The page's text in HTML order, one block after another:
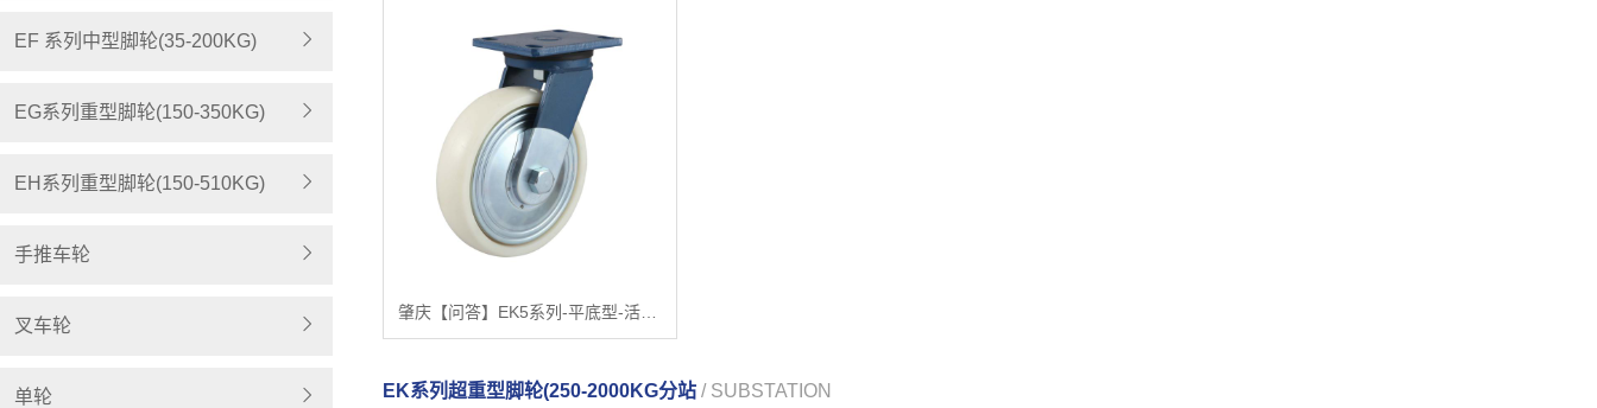
EF 系列中型脚轮(35-200KG)
EG系列重型脚轮(150-350KG)
EH系列重型脚轮(150-510KG)
手推车轮
叉车轮
单轮 EK系列超重型脚轮(250-2000KG分站 / SUBSTATION